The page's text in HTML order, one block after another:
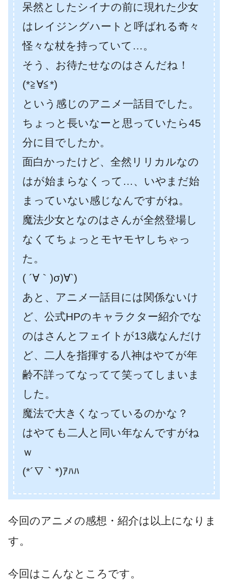
呆然としたシイナの前に現れた少女
はレイジングハートと呼ばれる奇々
怪々な杖を持っていて…。
そう、お待たせなのはさんだね！
(*≧∀≦*)
という感じのアニメ一話目でした。
ちょっと長いなーと思っていたら45
分に目でしたか。
面白かったけど、全然リリカルなの
はが始まらなくって…、いやまだ始
まっていない感じなんですがね。
魔法少女となのはさんが全然登場し
なくてちょっとモヤモヤしちゃっ
た。
( ´∀｀)σ)∀`)
あと、アニメ一話目には関係ないけ
ど、公式HPのキャラクター紹介でな
のはさんとフェイトが13歳なんだけ
ど、二人を指揮する八神はやてが年
齢不詳ってなってて笑ってしまいま
した。
魔法で大きくなっているのかな？
はやても二人と同い年なんですがね
ｗ
(*´∇｀*)ｱﾊﾊ
今回のアニメの感想・紹介は以上になりま
す。
今回はこんなところです。